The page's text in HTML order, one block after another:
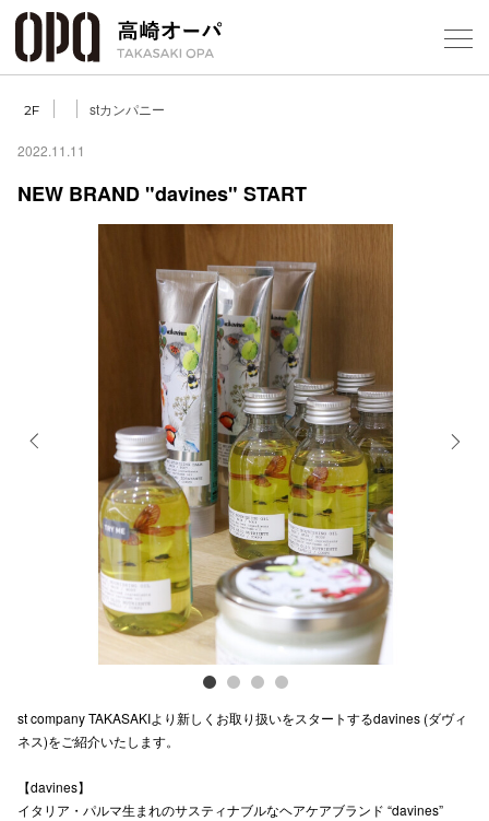
2F stカンパニー
2022.11.11
NEW BRAND "davines" START
st company TAKASAKIより新しくお取り扱いをスタートするdavines (ダヴィ
ネス)をご紹介いたします。
【davines】
イタリア・パルマ生まれのサスティナブルなヘアケアブランド “davines”
公式SNS
お問い合わせ
利用規約